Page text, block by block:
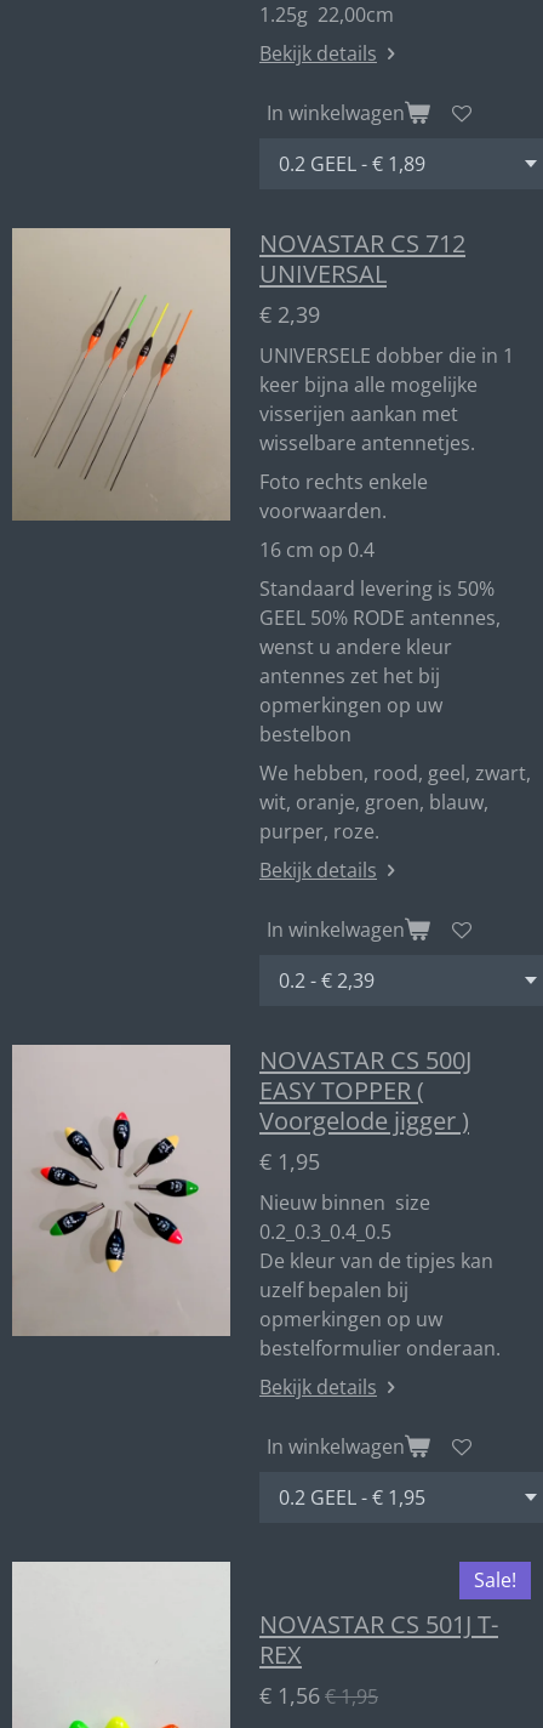
1.25g 22,00cm
Bekijk details
In winkelwagen
NOVASTAR CS 712
UNIVERSAL
€ 2,39
UNIVERSELE dobber die in 1
keer bijna alle mogelijke
visserijen aankan met
wisselbare antennetjes.
Foto rechts enkele
voorwaarden.
16 cm op 0.4
Standaard levering is 50%
GEEL 50% RODE antennes,
wenst u andere kleur
antennes zet het bij
opmerkingen op uw
bestelbon
We hebben, rood, geel, zwart,
wit, oranje, groen, blauw,
purper, roze.
Bekijk details
In winkelwagen
NOVASTAR CS 500J
EASY TOPPER (
Voorgelode jigger )
€ 1,95
Nieuw binnen size
0.2_0.3_0.4_0.5
De kleur van de tipjes kan
uzelf bepalen bij
opmerkingen op uw
bestelformulier onderaan.
Bekijk details
In winkelwagen
Sale!
NOVASTAR CS 501J T-
REX
€ 1,56€ 1,95